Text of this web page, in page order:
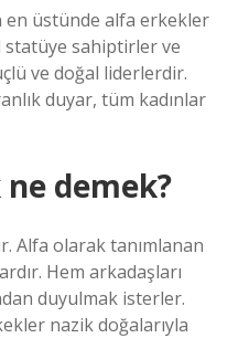
üstünde alfa erkekler
statüye sahiptirler ve
ve doğal liderlerdir.
duyar, tüm kadınlar
demek?
Alfa olarak tanımlanan
Hem arkadaşları
duyulmak isterler.
nazik doğalarıyla